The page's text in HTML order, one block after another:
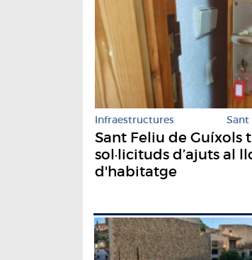
Infraestructures Sant
Sant Feliu de Guíxols
sol·licituds d’ajuts al
d'habitatge